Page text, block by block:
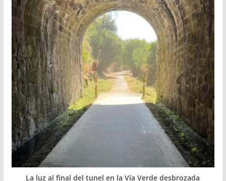
La luz al final del tunel en la Vía Verde desbrozada